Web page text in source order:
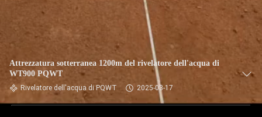
Attrezzatura sotterranea 1200m del rivelatore dell'acqua di
WT900 PQWT
Rivelatore dell'acqua di PQWT 2025-03-17